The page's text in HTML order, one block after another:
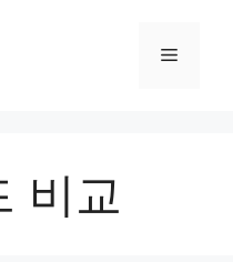
메
비교